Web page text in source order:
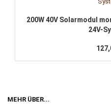
200W 40V Solarmodul
24V-
MEHR ÜBER...